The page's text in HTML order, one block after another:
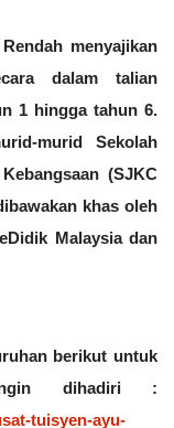
menyajikan
dalam talian
1 hingga tahun 6.
murid Sekolah
(SJKC
khas oleh
Malaysia dan
berikut untuk
dihadiri :
tuisyen-ayu-